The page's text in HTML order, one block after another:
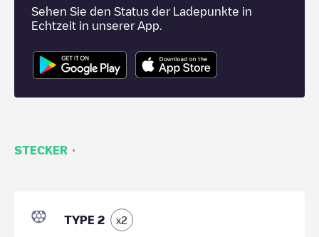
Sehen Sie den Status der Ladepunkte in
Echtzeit in unserer App.
STECKER ·
TYPE 2 x2